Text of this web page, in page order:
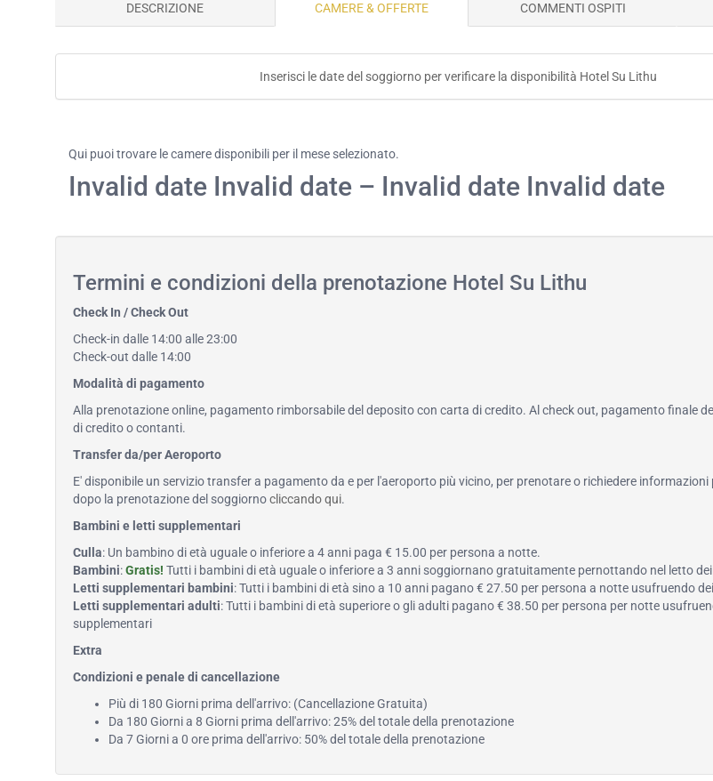
DESCRIZIONE CAMERE & OFFERTE COMMENTI OSPITI
Inserisci le date del soggiorno per verificare la disponibilità Hotel Su Lithu
Qui puoi trovare le camere disponibili per il mese selezionato.
Invalid date Invalid date – Invalid date Invalid date
Termini e condizioni della prenotazione Hotel Su Lithu
Check In / Check Out
Check-in dalle 14:00 alle 23:00
Check-out dalle 14:00
Modalità di pagamento
Alla prenotazione online, pagamento rimborsabile del deposito con carta di credito. Al check out, pagamento finale
di credito o contanti.
Transfer da/per Aeroporto
E' disponibile un servizio transfer a pagamento da e per l'aeroporto più vicino, per prenotare o richiedere informazioni
dopo la prenotazione del soggiornocliccando qui.
Bambini e letti supplementari
Culla: Un bambino di età uguale o inferiore a 4 anni paga € 15.00 per persona a notte.
Bambini:Gratis! Tutti i bambini di età uguale o inferiore a 3 anni soggiornano gratuitamente pernottando nel letto
Letti supplementari bambini: Tutti i bambini di età sino a 10 anni pagano € 27.50 per persona a notte usufruendo
Letti supplementari adulti: Tutti i bambini di età superiore o gli adulti pagano € 38.50 per persona per notte
supplementari
Extra
Condizioni e penale di cancellazione
Più di 180 Giorni prima dell'arrivo: (Cancellazione Gratuita)
Da 180 Giorni a 8 Giorni prima dell'arrivo: 25% del totale della prenotazione
Da 7 Giorni a 0 ore prima dell'arrivo: 50% del totale della prenotazione